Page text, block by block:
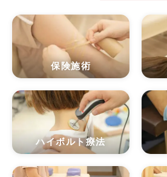
保険施術
ハイボルト療法